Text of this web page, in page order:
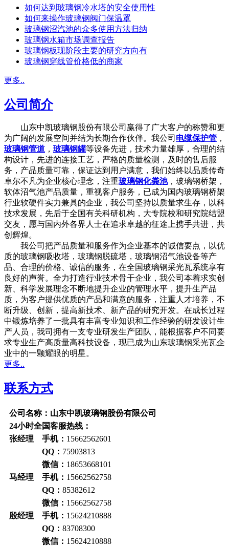
如何达到玻璃钢冷水塔的安全使用性
如何来操作玻璃钢阀门保温罩
玻璃钢沼汽池的众多使用方法归纳
玻璃钢水箱市场调查报告
玻璃钢板现阶段主要的研究方向有
玻璃钢穿线管价格低的商家
更多..
公司简介
山东中凯玻璃钢股份有限公司赢得了广大客户的称赞和更
为广阔的发展空间并结为长期合作伙伴。我公司 电缆保护管 ，
玻璃钢管道 ， 玻璃钢罐等设备先进，技术力量雄厚，合理的结
构设计，先进的连接工艺，严格的质量检测，及时的售后服
务，产品质量可靠，保证达到用户满意，我们始终以品质传奇
卓尔不凡为企业核心理念，注重玻璃钢化粪池，玻璃钢桥架，
软体沼气池产品质量，重视客户服务，已成为国内玻璃钢桥架
行业软硬件实力兼具的企业，我公司坚持以质量求生存，以科
技求发展，先后于全国有关科研机构，大专院校和研究院结盟
交友，愿与国内外各界人士在追求卓越的征途上携手共进，共
创辉煌。
我公司把产品质量和服务作为企业基本的诚信要点，以优
质的玻璃钢吸收塔，玻璃钢脱硫塔，玻璃钢沼气池设备等产
品、合理的价格、诚信的服务，在全国玻璃钢采光瓦系统享有
良好的声誉。全力打造行业技术骨干企业，我公司本着求实创
新、科学发展理念不断地提升企业的管理水平，提升生产品
质，为客户提供优质的产品和满意的服务，注重人才培养，不
断升级、创新，提高新技术、新产品的研究开发。在成长过程
中锻炼培养了一批具有丰富专业知识和工作经验的研发设计生
产人员，我司拥有一支专业研发生产团队，能根据客户不同要
求专业生产高质量高科技设备，现已成为山东玻璃钢采光瓦企
业中的一颗耀眼的明星。
更多..
联系方式
公司名称：山东中凯玻璃钢股份有限公司
24小时全国客服热线：
张经理 手机： 15662562601
QQ： 75903813
微信： 18653668101
马经理 手机： 15662562758
QQ： 85382612
微信： 15662562758
殷经理 手机： 15624210888
QQ： 83708300
微信： 15624210888